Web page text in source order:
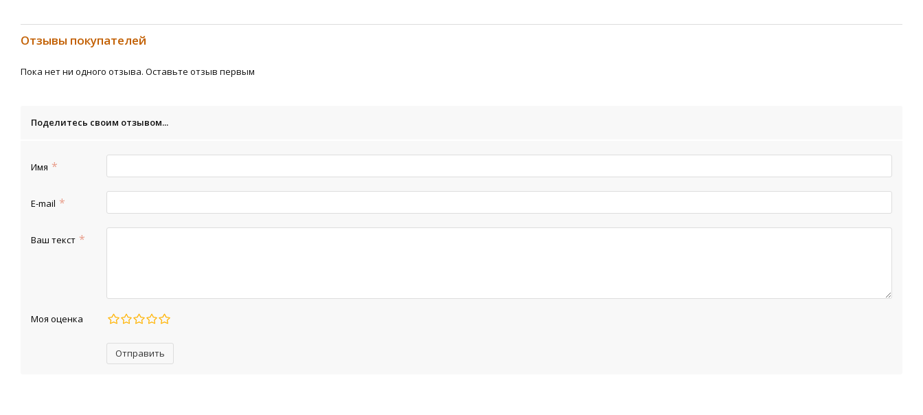
Отзывы покупателей
Пока нет ни одного отзыва. Оставьте отзыв первым
Поделитесь своим отзывом...
Имя
E-mail
Ваш текст
Моя оценка
Отправить